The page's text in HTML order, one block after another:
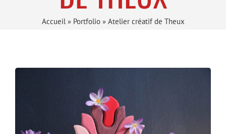
Accueil » Portfolio» Atelier créatif de Theux